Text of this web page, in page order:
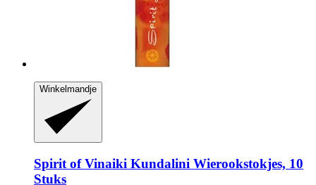
Winkelmandje
Spirit of Vinaiki Kundalini Wierookstokjes, 10
Stuks